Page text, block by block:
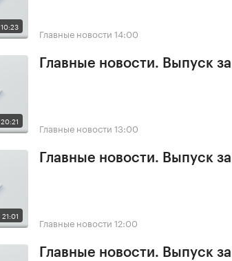
10:23 Главные новости 14:00
20:21
Главные новости. Выпуск
Главные новости 13:00
21:01
Главные новости. Выпуск
Главные новости 12:00
Главные новости. Выпуск